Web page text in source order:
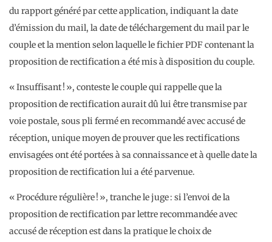
du rapport généré par cette application, indiquant la date
d’émission du mail, la date de téléchargement du mail par le
couple et la mention selon laquelle le fichier PDF contenant la
proposition de rectification a été mis à disposition du couple.
« Insuffisant ! », conteste le couple qui rappelle que la
proposition de rectification aurait dû lui être transmise par
voie postale, sous pli fermé en recommandé avec accusé de
réception, unique moyen de prouver que les rectifications
envisagées ont été portées à sa connaissance et à quelle date la
proposition de rectification lui a été parvenue.
« Procédure régulière ! », tranche le juge : si l’envoi de la
proposition de rectification par lettre recommandée avec
accusé de réception est dans la pratique le choix de